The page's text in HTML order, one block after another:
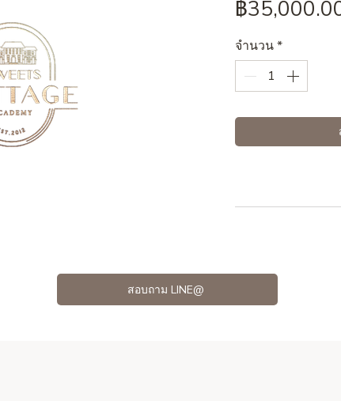
฿
จำนวน*
สอบถาม LINE@